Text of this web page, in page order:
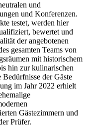
und
und Konferenzen.
testet, werden hier
bewertet und
der angebotenen
gesamten Teams von
mit historischem
hin zur kulinarischen
der Gäste
im Jahr 2022 erhielt
Gästezimmern und
Prüfer.